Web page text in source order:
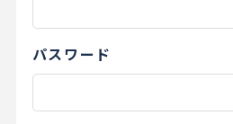
パスワード